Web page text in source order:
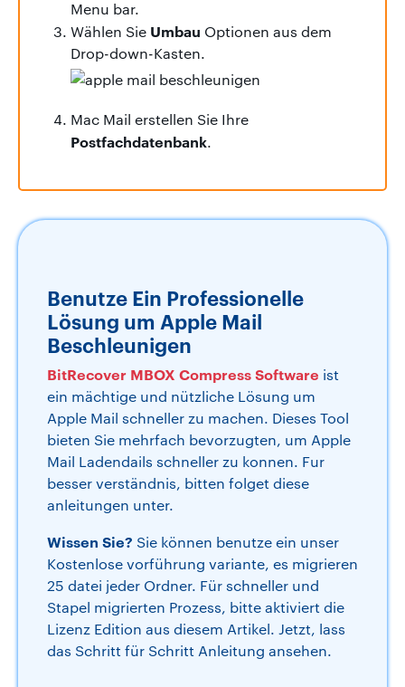
Menu bar.
Wählen Sie Umbau Optionen aus dem
Drop-down-Kasten.
Mac Mail erstellen Sie Ihre
Postfachdatenbank.
Benutze Ein Professionelle
Lösung um Apple Mail
Beschleunigen
BitRecover MBOX Compress Software ist
ein mächtige und nützliche Lösung um
Apple Mail schneller zu machen. Dieses Tool
bieten Sie mehrfach bevorzugten, um Apple
Mail Ladendails schneller zu konnen. Fur
besser verständnis, bitten folget diese
anleitungen unter.
Wissen Sie? Sie können benutze ein unser
Kostenlose vorführung variante, es migrieren
25 datei jeder Ordner. Für schneller und
Stapel migrierten Prozess, bitte aktiviert die
Lizenz Edition aus diesem Artikel. Jetzt, lass
das Schritt für Schritt Anleitung ansehen.